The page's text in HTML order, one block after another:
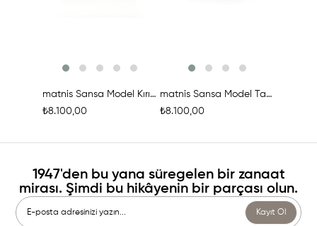
matnis Sansa Model Kırık Beyaz Deri Örgü Çanta
₺8.100,00
matnis Sansa Model Taba Rengi Deri Örgü Çanta
₺8.100,00
1947'den bu yana süregelen bir zanaat
mirası. Şimdi bu hikâyenin bir parçası olun.
Kayıt Ol